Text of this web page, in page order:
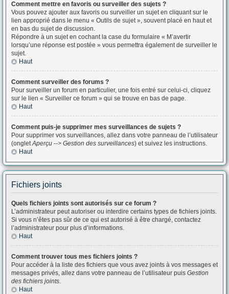
Comment mettre en favoris ou surveiller des sujets ?
Vous pouvez ajouter aux favoris ou surveiller un sujet en cliquant sur le
lien approprié dans le menu « Outils de sujet », souvent placé en haut et
en bas du sujet de discussion.
Répondre à un sujet en cochant la case du formulaire « M’avertir
lorsqu’une réponse est postée » vous permettra également de surveiller le
sujet.
Haut
Comment surveiller des forums ?
Pour surveiller un forum en particulier, une fois entré sur celui-ci, cliquez
sur le lien « Surveiller ce forum » qui se trouve en bas de page.
Haut
Comment puis-je supprimer mes surveillances de sujets ?
Pour supprimer vos surveillances, allez dans votre panneau de l’utilisateur
(ongletAperçu --> Gestion des surveillances) et suivez les instructions.
Haut
Fichiers joints
Quels fichiers joints sont autorisés sur ce forum ?
L’administrateur peut autoriser ou interdire certains types de fichiers joints.
Si vous n’êtes pas sûr de ce qui est autorisé à être chargé, contactez
l’administrateur pour plus d’informations.
Haut
Comment trouver tous mes fichiers joints ?
Pour accéder à la liste des fichiers que vous avez joints à vos messages et
messages privés, allez dans votre panneau de l’utilisateur puis Gestion
des fichiers joints.
Haut